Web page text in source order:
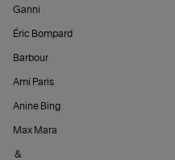
Ganni
Éric Bompard
Barbour
Ami Paris
Anine Bing
Max Mara
&